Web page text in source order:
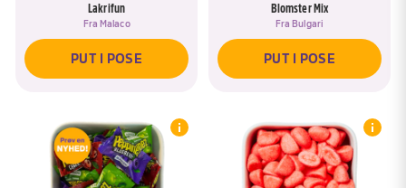
Lakrifun
Fra Malaco
PUT I POSE
Blomster Mix
Fra Bulgari
PUT I POSE